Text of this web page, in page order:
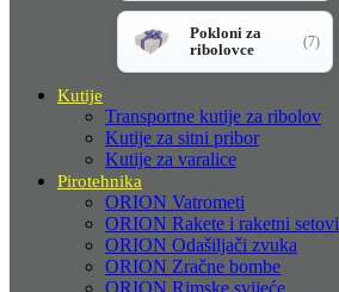
Pokloni za
ribolovce
(7)
Kutije
Transportne kutije za ribolov
Kutije za sitni pribor
Kutije za varalice
Pirotehnika
ORION Vatrometi
ORION Rakete i raketni setovi
ORION Odašiljači zvuka
ORION Zračne bombe
ORION Rimske svijeće